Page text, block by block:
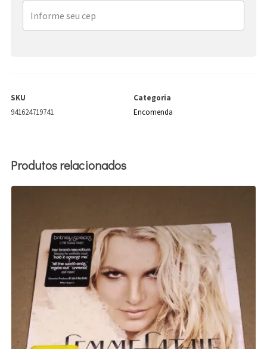
SKU
941624719741
Categoria
Encomenda
Produtos relacionados